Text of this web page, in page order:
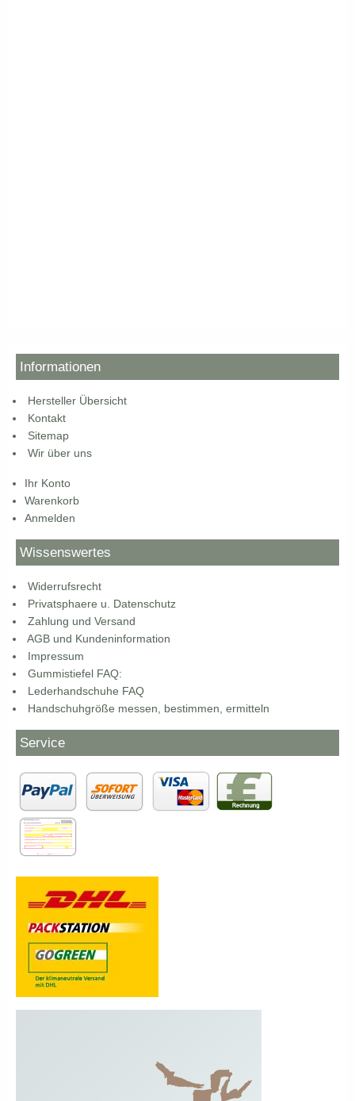
Informationen
Hersteller Übersicht
Kontakt
Sitemap
Wir über uns
Ihr Konto
Warenkorb
Anmelden
Wissenswertes
Widerrufsrecht
Privatsphaere u. Datenschutz
Zahlung und Versand
AGB und Kundeninformation
Impressum
Gummistiefel FAQ:
Lederhandschuhe FAQ
Handschuhgröße messen, bestimmen, ermitteln
Service